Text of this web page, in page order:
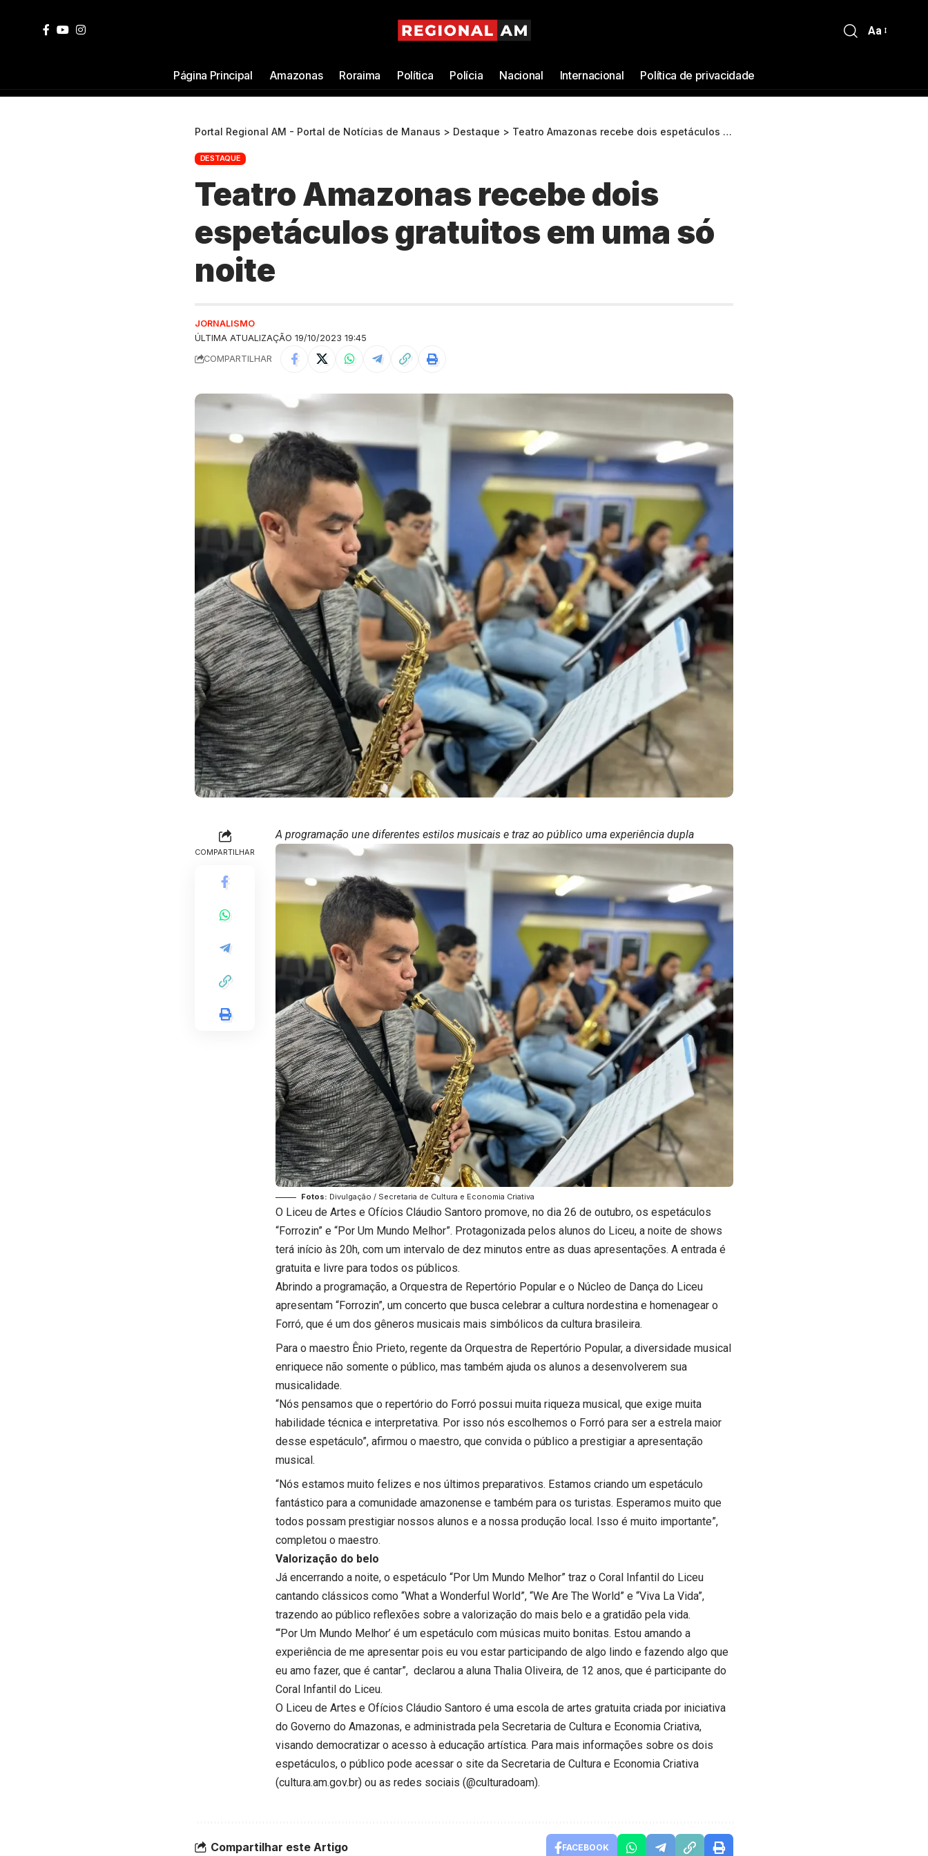
Aa
Página Principal Amazonas Roraima Política Polícia Nacional Internacional Política de privacidade
Portal Regional AM - Portal de Notícias de Manaus > Destaque > Teatro Amazonas recebe dois espetáculos gratuitos em uma só noite
DESTAQUE
Teatro Amazonas recebe dois
espetáculos gratuitos em uma só
noite
ÚLTIMA ATUALIZAÇÃO 19/10/2023 19:45
JORNALISMO
COMPARTILHAR
COMPARTILHAR
A programação une diferentes estilos musicais e traz ao público uma experiência dupla
Fotos: Divulgação / Secretaria de Cultura e Economia Criativa
O Liceu de Artes e Ofícios Cláudio Santoro promove, no dia 26 de outubro, os espetáculos
“Forrozin” e “Por Um Mundo Melhor”. Protagonizada pelos alunos do Liceu, a noite de shows
terá início às 20h, com um intervalo de dez minutos entre as duas apresentações. A entrada é
gratuita e livre para todos os públicos.
Abrindo a programação, a Orquestra de Repertório Popular e o Núcleo de Dança do Liceu
apresentam “Forrozin”, um concerto que busca celebrar a cultura nordestina e homenagear o
Forró, que é um dos gêneros musicais mais simbólicos da cultura brasileira.
Para o maestro Ênio Prieto, regente da Orquestra de Repertório Popular, a diversidade musical
enriquece não somente o público, mas também ajuda os alunos a desenvolverem sua
musicalidade.
“Nós pensamos que o repertório do Forró possui muita riqueza musical, que exige muita
habilidade técnica e interpretativa. Por isso nós escolhemos o Forró para ser a estrela maior
desse espetáculo”, afirmou o maestro, que convida o público a prestigiar a apresentação
musical.
“Nós estamos muito felizes e nos últimos preparativos. Estamos criando um espetáculo
fantástico para a comunidade amazonense e também para os turistas. Esperamos muito que
todos possam prestigiar nossos alunos e a nossa produção local. Isso é muito importante”,
completou o maestro.
Valorização do belo
Já encerrando a noite, o espetáculo “Por Um Mundo Melhor” traz o Coral Infantil do Liceu
cantando clássicos como “What a Wonderful World”, “We Are The World” e “Viva La Vida”,
trazendo ao público reflexões sobre a valorização do mais belo e a gratidão pela vida.
“‘Por Um Mundo Melhor’ é um espetáculo com músicas muito bonitas. Estou amando a
experiência de me apresentar pois eu vou estar participando de algo lindo e fazendo algo que
eu amo fazer, que é cantar”, declarou a aluna Thalia Oliveira, de 12 anos, que é participante do
Coral Infantil do Liceu.
O Liceu de Artes e Ofícios Cláudio Santoro é uma escola de artes gratuita criada por iniciativa
do Governo do Amazonas, e administrada pela Secretaria de Cultura e Economia Criativa,
visando democratizar o acesso à educação artística. Para mais informações sobre os dois
espetáculos, o público pode acessar o site da Secretaria de Cultura e Economia Criativa
(cultura.am.gov.br) ou as redes sociais (@culturadoam).
Compartilhar este Artigo FACEBOOK